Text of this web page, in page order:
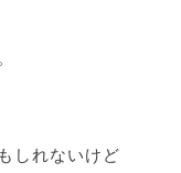
しれないけど